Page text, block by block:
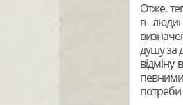
Отже,
в
душу за
відміну
потреби